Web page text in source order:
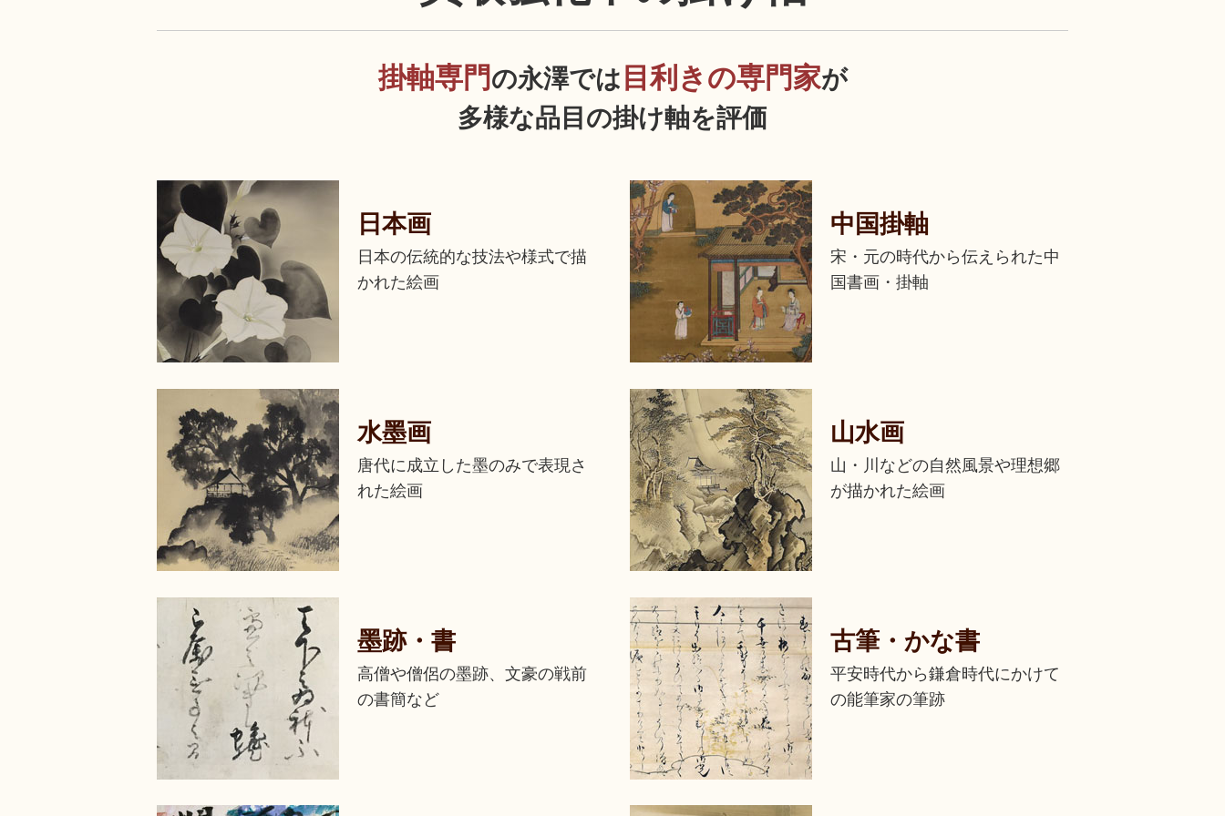
掛軸専門の永澤では 目利きの専門家が
多様な品目の掛け軸を評価
日本画
日本の伝統的な技法や様式で描
かれた絵画
中国掛軸
宋・元の時代から伝えられた中
国書画・掛軸
水墨画
唐代に成立した墨のみで表現さ
れた絵画
山水画
山・川などの自然風景や理想郷
が描かれた絵画
墨跡・書
高僧や僧侶の墨跡、文豪の戦前
の書簡など
古筆・かな書
平安時代から鎌倉時代にかけて
の能筆家の筆跡